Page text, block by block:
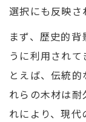
選択にも反映さ
まず、歴史的
うに利用され
とえば、伝統
れらの木材は
れにより、現